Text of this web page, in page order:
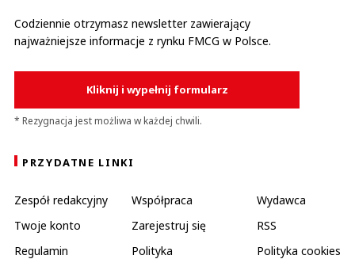
Codziennie otrzymasz newsletter zawierający
najważniejsze informacje z rynku FMCG w Polsce.
Kliknij i wypełnij formularz
* Rezygnacja jest możliwa w każdej chwili.
PRZYDATNE LINKI
Zespół redakcyjny Współpraca
Wydawca
Twoje konto
Zarejestruj się
RSS
Regulamin
Polityka
Polityka cookies